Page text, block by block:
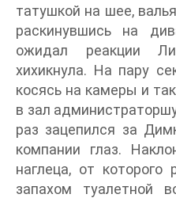
татушкой на шее,
раскинувшись на
ожидал реакции
хихикнула. На пару
косясь на камеры и
в зал
раз зацепился за
компании глаз.
наглеца, от
запахом туалетной